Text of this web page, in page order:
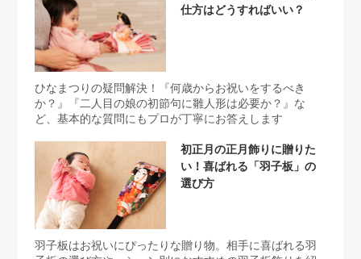
仕方はどうすればいい？
ひなまつりの疑問解決！『何歳からお祝いをするべき
か？』『二人目の娘の初節句に雛人形は必要か？』な
ど、基本的な質問にもプロが丁寧にお答えします
初正月の正月飾りに贈りた
い！喜ばれる「羽子板」の
選び方
羽子板はお祝いにぴったりな贈り物。相手に喜ばれる羽